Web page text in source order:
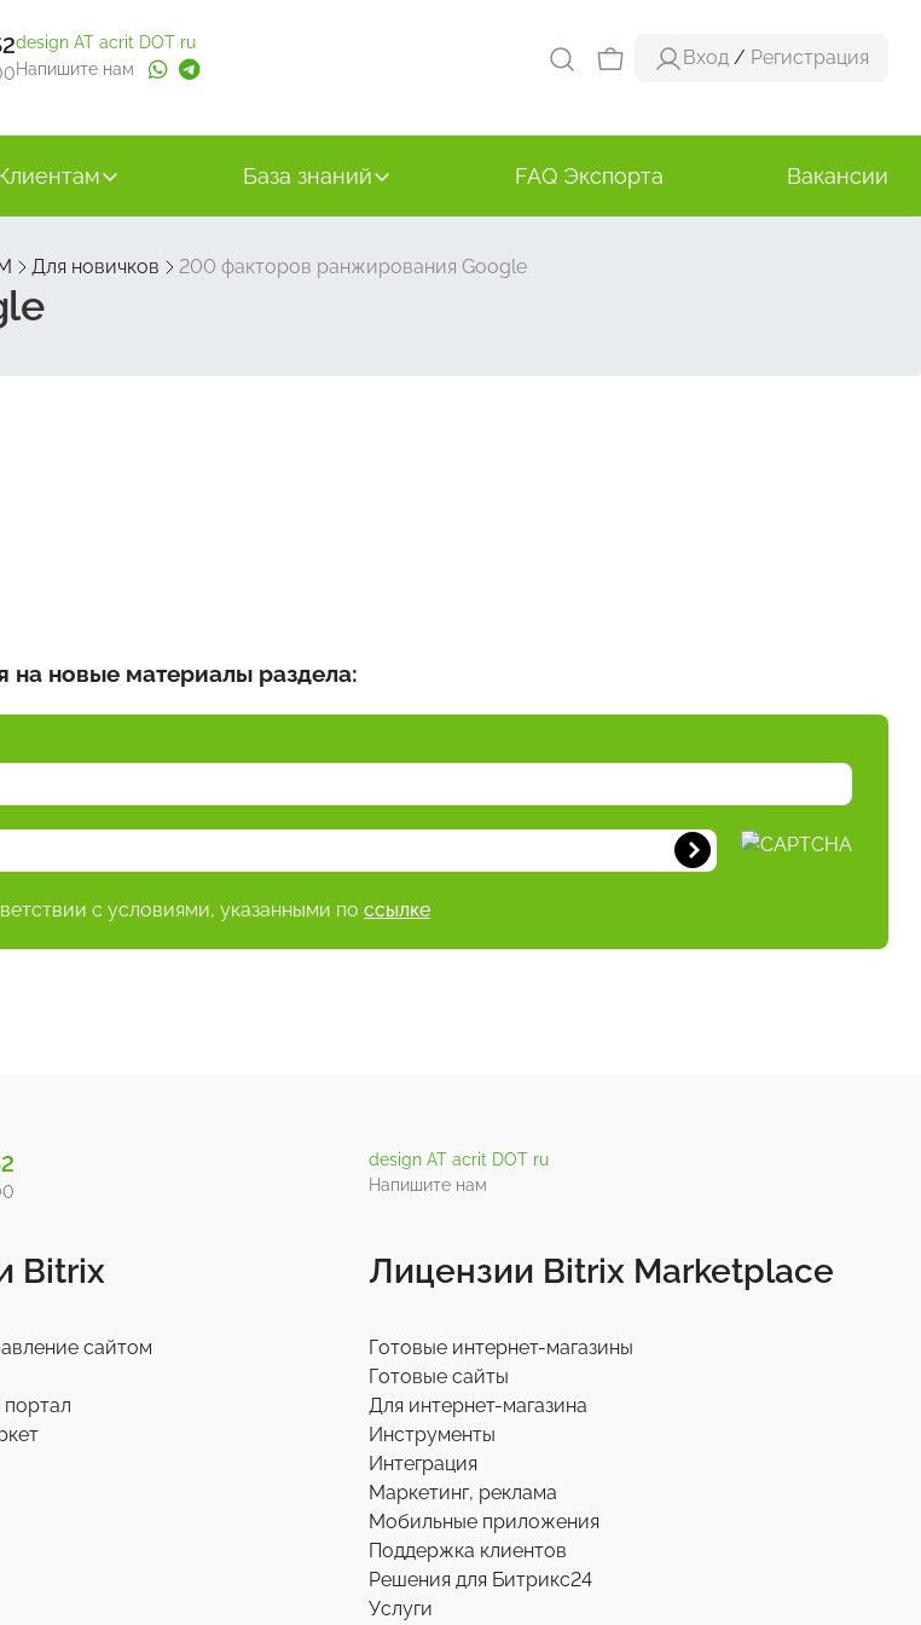
design AT acrit DOT ru
Напишите нам
Вход / Регистрация
База знаний FAQ Экспорта Вакансии
Для новичков 200 факторов ранжирования Google
на новые материалы раздела:
с условиями, указанными по ссылке
design AT acrit DOT ru
Напишите нам
Bitrix
сайтом
Лицензии Bitrix Marketplace
Готовые интернет-магазины
Готовые сайты
Для интернет-магазина
Инструменты
Интеграция
Маркетинг, реклама
Мобильные приложения
Поддержка клиентов
Решения для Битрикс24
Услуги